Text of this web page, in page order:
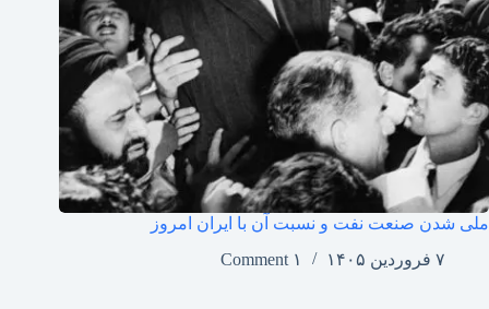
ملی شدن صنعت نفت و نسبت آن با ایران امروز
۷ فروردین ۱۴۰۵
۱ Comment